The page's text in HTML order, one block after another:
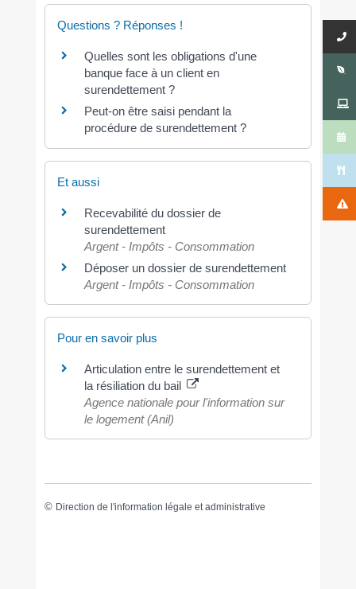
Questions ? Réponses !
Quelles sont les obligations d'une
banque face à un client en
surendettement ?
Peut-on être saisi pendant la
procédure de surendettement ?
Et aussi
Recevabilité du dossier de
surendettement
Argent - Impôts - Consommation
Déposer un dossier de surendettement
Argent - Impôts - Consommation
Pour en savoir plus
Articulation entre le surendettement et
la résiliation du bail
Agence nationale pour l'information sur
le logement (Anil)
© Direction de l'information légale et administrative